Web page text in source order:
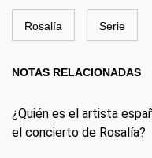
Rosalía Serie
NOTAS RELACIONADAS
¿Quién es el artista
el concierto de Rosalía?